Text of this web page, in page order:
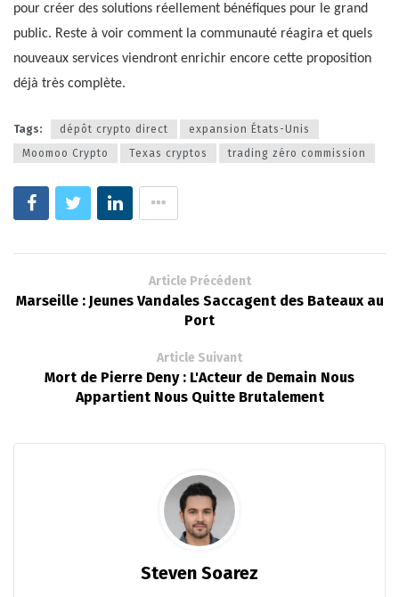
pour créer des solutions réellement bénéfiques pour le grand
public. Reste à voir comment la communauté réagira et quels
nouveaux services viendront enrichir encore cette proposition
déjà très complète.
Tags: dépôt crypto direct
expansion États-Unis
Moomoo Crypto
Texas cryptos trading zéro commission
Article Précédent
Marseille : Jeunes Vandales Saccagent des Bateaux au
Port
Article Suivant
Mort de Pierre Deny : L'Acteur de Demain Nous
Appartient Nous Quitte Brutalement
Steven Soarez